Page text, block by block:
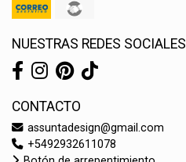
NUESTRAS REDES SOCIALES
CONTACTO
assuntadesign@gmail.com
+5492932611078